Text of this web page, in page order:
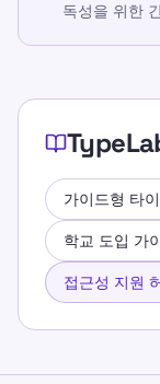
독성을 위한
가이드형 타
학교 도입 가
접근성 지원